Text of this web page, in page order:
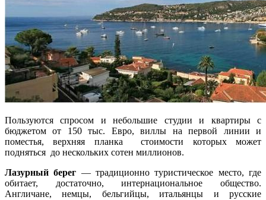
Пользуются спросом и небольшие студии и квартиры с
бюджетом от 150 тыс. Евро, виллы на первой линии и
поместья, верхняя планка стоимости которых может
подняться до нескольких сотен миллионов.
Лазурный берег — традиционно туристическое место, где
обитает, достаточно, интернациональное общество.
Англичане, немцы, бельгийцы, итальянцы и русские